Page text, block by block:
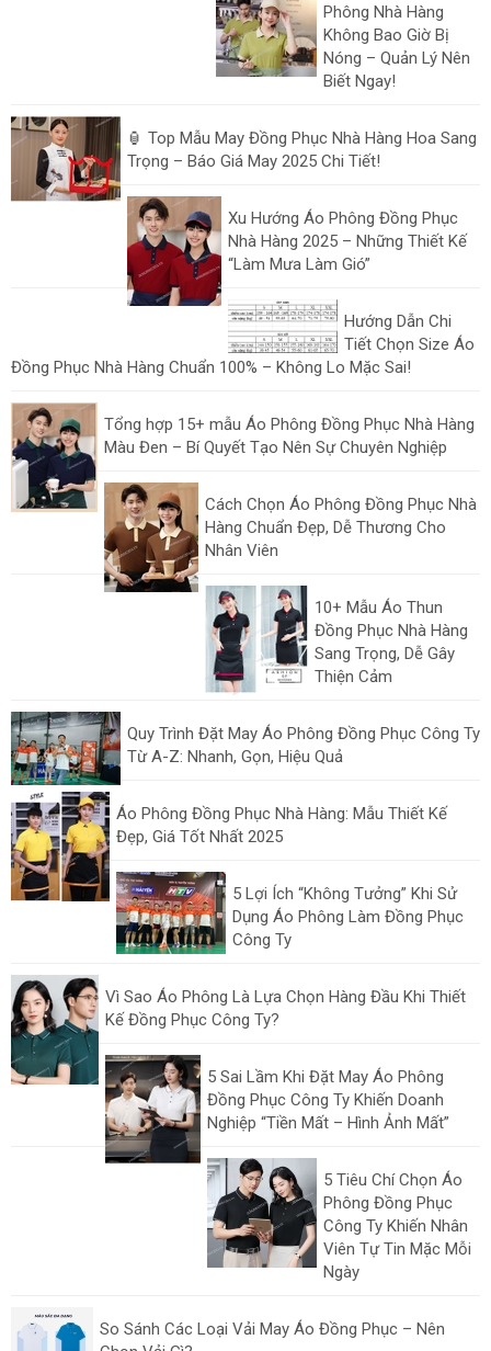
Phông Nhà Hàng
Không Bao Giờ Bị
Nóng – Quản Lý Nên
Biết Ngay!
🏮 Top Mẫu May Đồng Phục Nhà Hàng Hoa Sang
Trọng – Báo Giá May 2025 Chi Tiết!
Xu Hướng Áo Phông Đồng Phục
Nhà Hàng 2025 – Những Thiết Kế
“Làm Mưa Làm Gió”
Hướng Dẫn Chi
Tiết Chọn Size Áo
Đồng Phục Nhà Hàng Chuẩn 100% – Không Lo Mặc Sai!
Tổng hợp 15+ mẫu Áo Phông Đồng Phục Nhà Hàng
Màu Đen – Bí Quyết Tạo Nên Sự Chuyên Nghiệp
Cách Chọn Áo Phông Đồng Phục Nhà
Hàng Chuẩn Đẹp, Dễ Thương Cho
Nhân Viên
10+ Mẫu Áo Thun
Đồng Phục Nhà Hàng
Sang Trọng, Dễ Gây
Thiện Cảm
Quy Trình Đặt May Áo Phông Đồng Phục Công Ty
Từ A-Z: Nhanh, Gọn, Hiệu Quả
Áo Phông Đồng Phục Nhà Hàng: Mẫu Thiết Kế
Đẹp, Giá Tốt Nhất 2025
5 Lợi Ích “Không Tưởng” Khi Sử
Dụng Áo Phông Làm Đồng Phục
Công Ty
Vì Sao Áo Phông Là Lựa Chọn Hàng Đầu Khi Thiết
Kế Đồng Phục Công Ty?
5 Sai Lầm Khi Đặt May Áo Phông
Đồng Phục Công Ty Khiến Doanh
Nghiệp “Tiền Mất – Hình Ảnh Mất”
5 Tiêu Chí Chọn Áo
Phông Đồng Phục
Công Ty Khiến Nhân
Viên Tự Tin Mặc Mỗi
Ngày
So Sánh Các Loại Vải May Áo Đồng Phục – Nên